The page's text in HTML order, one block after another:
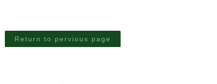
Return to pervious page